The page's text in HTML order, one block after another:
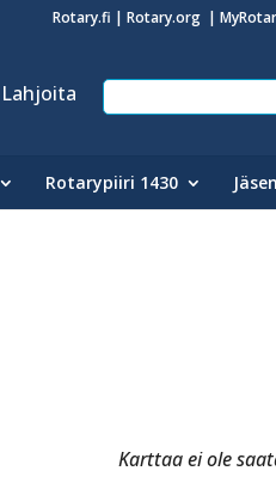
Rotary.fi | Rotary.org |
Lahjoita
Rotarypiiri 1430
Karttaa ei ole